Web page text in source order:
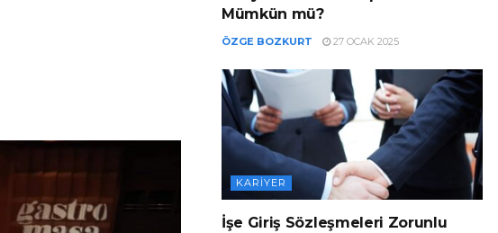
Mümkün mü?
ÖZGE BOZKURT 27 OCAK 2025
KARIYER
İşe Giriş Sözleşmeleri Zorunlu